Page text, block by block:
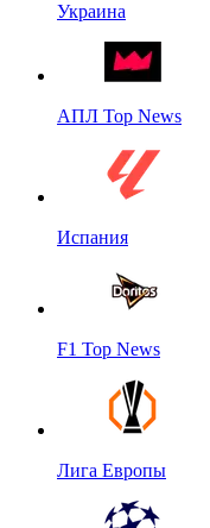
Украина
АПЛ Top News
Испания
F1 Top News
Лига Европы